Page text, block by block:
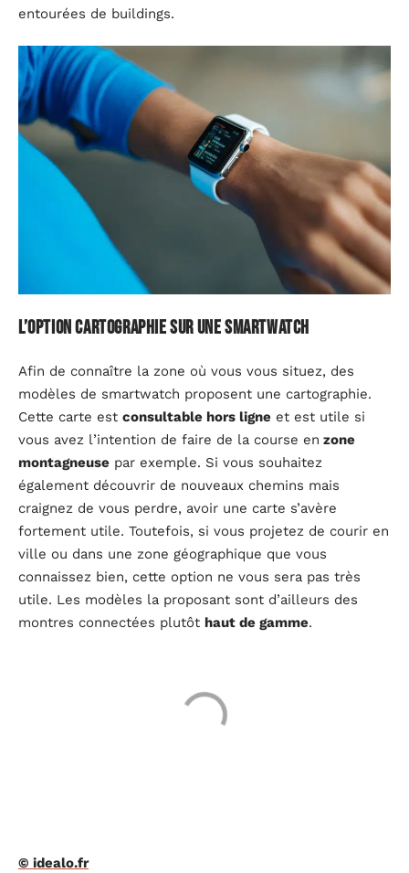
entourées de buildings.
L’option cartographie sur une smartwatch
Afin de connaître la zone où vous vous situez, des
modèles de smartwatch proposent une cartographie.
Cette carte est consultable hors ligne et est utile si
vous avez l’intention de faire de la course en zone
montagneuse par exemple. Si vous souhaitez
également découvrir de nouveaux chemins mais
craignez de vous perdre, avoir une carte s’avère
fortement utile. Toutefois, si vous projetez de courir en
ville ou dans une zone géographique que vous
connaissez bien, cette option ne vous sera pas très
utile. Les modèles la proposant sont d’ailleurs des
montres connectées plutôt haut de gamme.
© idealo.fr